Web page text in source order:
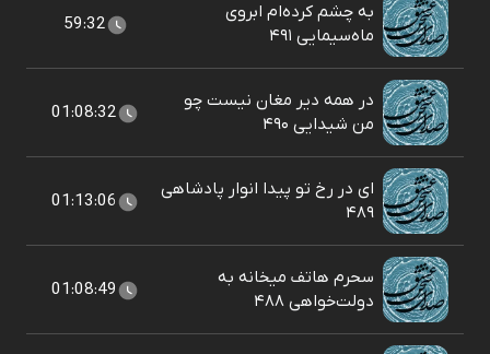
به چشم کرده‌ام ابروی
ماه‌سیمایی ۴۹۱
59:32
در همه دیر مغان نیست چو
من شیدایی ۴۹۰
01:08:32
ای در رخ تو پیدا انوار پادشاهی
۴۸۹
01:13:06
سحرم هاتف میخانه به
دولت‌خواهی ۴۸۸
01:08:49